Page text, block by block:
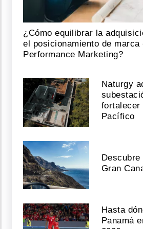
de
Operación
Triunfo
EE.UU.
Agosto
07,
2026
Pin
Pin
celebra
¿Cómo equilibrar la
el posicionamiento de marca
Performance Marketing?
Naturgy
fortalecer
Pacífico
Descubre
Gran
Hasta
Panamá